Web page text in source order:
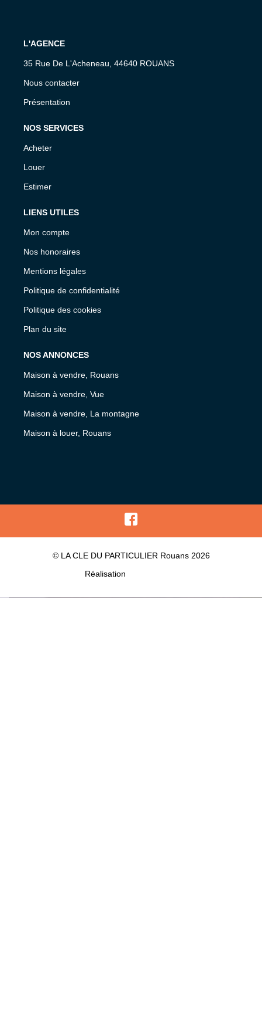
L'AGENCE
35 Rue De L'Acheneau, 44640 ROUANS
Nous contacter
Présentation
NOS SERVICES
Acheter
Louer
Estimer
LIENS UTILES
Mon compte
Nos honoraires
Mentions légales
Politique de confidentialité
Politique des cookies
Plan du site
NOS ANNONCES
Maison à vendre, Rouans
Maison à vendre, Vue
Maison à vendre, La montagne
Maison à louer, Rouans
© LA CLE DU PARTICULIER Rouans 2026
Réalisation